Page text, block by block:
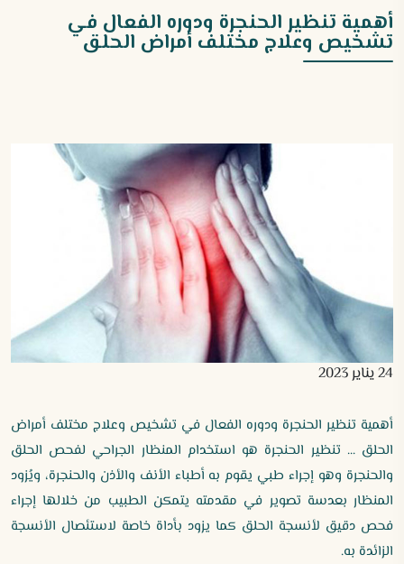
أهمية تنظير الحنجرة ودوره الفعال في
تشخيص وعلاج مختلف أمراض الحلق
24 يناير 2023
أهمية تنظير الحنجرة ودوره الفعال في تشخيص وعلاج مختلف أمراض
الحلق ... تنظير الحنجرة هو استخدام المنظار الجراحي لفحص الحلق
والحنجرة وهو إجراء طبي يقوم به أطباء الأنف والأذن والحنجرة، ويُزود
المنظار بعدسة تصوير في مقدمته يتمكن الطبيب من خلالها إجراء
فحص دقيق لأنسجة الحلق كما يزود بأداة خاصة لاستئصال الأنسجة
الزائدة به.